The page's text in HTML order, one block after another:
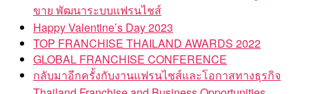
Happy Valentine’s Day 2023
TOP FRANCHISE THAILAND AWARDS 2022
GLOBAL FRANCHISE CONFERENCE
กลับมาอีกครั้งกับงานแฟรนไชส์และโอกาสทางธุรกิจ
Thailand Franchise and Business Opportunities